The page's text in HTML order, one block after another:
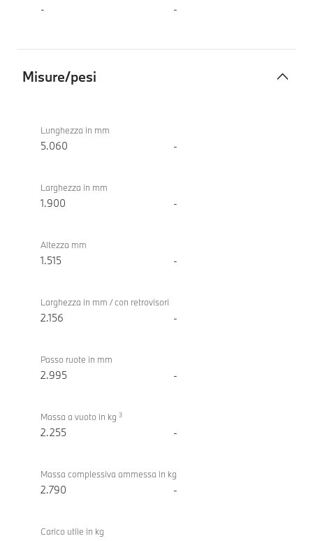
- -
Misure/pesi
eDrive40
Touring
Lunghezza in mm
5.060 -
Larghezza in mm
1.900 -
Altezza mm
1.515 -
Larghezza in mm / con retrovisori
2.156 -
Passo ruote in mm
2.995 -
Massa a vuoto in kg 3
2.255 -
Massa complessiva ammessa in kg
2.790 -
Carico utile in kg